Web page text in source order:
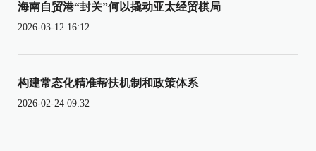
海南自贸港“封关”何以撬动亚太经贸棋局
2026-03-12 16:12
构建常态化精准帮扶机制和政策体系
2026-02-24 09:32